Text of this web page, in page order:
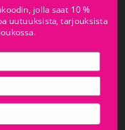
jolla saat 10 %
uutuuksista, tarjouksista